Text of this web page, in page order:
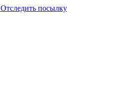
Отследить посылку